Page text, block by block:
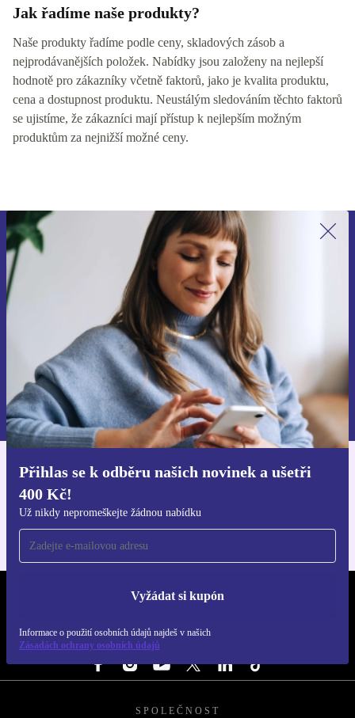
Jak řadíme naše produkty?
Naše produkty řadíme podle ceny, skladových zásob a
nejprodávanějších položek. Nabídky jsou založeny na nejlepší
hodnotě pro zákazníky včetně faktorů, jako je kvalita produktu,
cena a dostupnost produktu. Neustálým sledováním těchto faktorů
se ujistíme, že zákazníci mají přístup k nejlepším možným
produktům za nejnižší možné ceny.
Přihlas se k odběru našich novinek a ušetři
400 Kč!
Už nikdy nepromeškejte žádnou nabídku
Vyžádat si kupón
Informace o použití osobních údajů najdeš v našich
Zásadách ochrany osobních údajů
Přihlas se k odběru našich novinek a
ušetři 400 Kč!
Už nikdy nepromeškej žádnou nabídku.
Chci voucher
Informace o použití osobních údajů najdeš v našich
Zásadách ochrany osobních údajů.
Stáhni si aplikaci refurbed
REFURBED ČESKO - RETHINK NEW.
SLEDUJ NÁS
SPOLEČNOST